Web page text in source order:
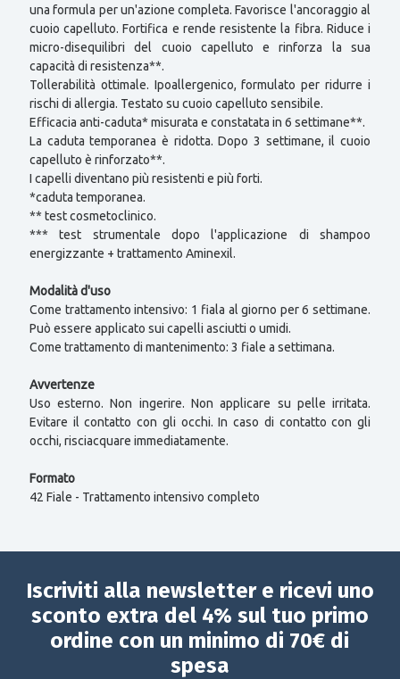
una formula per un'azione completa. Favorisce l'ancoraggio al
cuoio capelluto. Fortifica e rende resistente la fibra. Riduce i
micro-disequilibri del cuoio capelluto e rinforza la sua
capacità di resistenza**.
Tollerabilità ottimale. Ipoallergenico, formulato per ridurre i
rischi di allergia. Testato su cuoio capelluto sensibile.
Efficacia anti-caduta* misurata e constatata in 6 settimane**.
La caduta temporanea è ridotta. Dopo 3 settimane, il cuoio
capelluto è rinforzato**.
I capelli diventano più resistenti e più forti.
*caduta temporanea.
** test cosmetoclinico.
*** test strumentale dopo l'applicazione di shampoo
energizzante + trattamento Aminexil.
Modalità d'uso
Come trattamento intensivo: 1 fiala al giorno per 6 settimane.
Può essere applicato sui capelli asciutti o umidi.
Come trattamento di mantenimento: 3 fiale a settimana.
Avvertenze
Uso esterno. Non ingerire. Non applicare su pelle irritata.
Evitare il contatto con gli occhi. In caso di contatto con gli
occhi, risciacquare immediatamente.
Formato
42 Fiale - Trattamento intensivo completo
Iscriviti alla newsletter e ricevi uno
sconto extra del 4% sul tuo primo
ordine con un minimo di 70€ di
spesa